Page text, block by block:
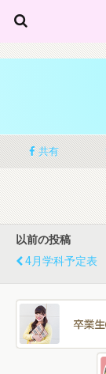
共有
以前の投稿
4月学科予定表